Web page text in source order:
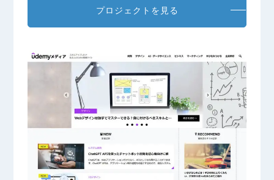
プロジェクトを見る